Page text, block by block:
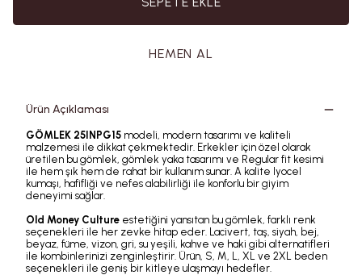
HEMEN AL
Ürün Açıklaması
GÖMLEK 25INPG15 modeli, modern tasarımı ve kaliteli
malzemesi ile dikkat çekmektedir. Erkekler için özel olarak
üretilen bu gömlek, gömlek yaka tasarımı ve Regular fit kesimi
ile hem şık hem de rahat bir kullanım sunar. A kalite lyocel
kumaşı, hafifliği ve nefes alabilirliği ile konforlu bir giyim
deneyimi sağlar.
Old Money Culture estetiğini yansıtan bu gömlek, farklı renk
seçenekleri ile her zevke hitap eder. Lacivert, taş, siyah, bej,
beyaz, füme, vizon, gri, su yeşili, kahve ve haki gibi alternatifleri
ile kombinlerinizi zenginleştirir. Ürün, S, M, L, XL ve 2XL beden
seçenekleri ile geniş bir kitleye ulaşmayı hedefler.